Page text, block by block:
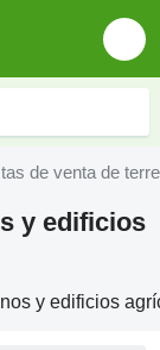
de venta de
y edificios
y edificios